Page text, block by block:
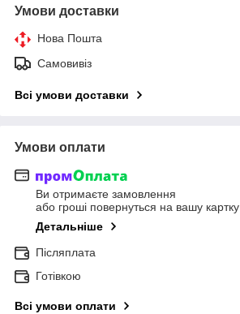
Умови доставки
Нова Пошта
Самовивіз
Всі умови доставки
Умови оплати
Ви отримаєте замовлення
або гроші повернуться на вашу картку
Детальніше
Післяплата
Готівкою
Всі умови оплати